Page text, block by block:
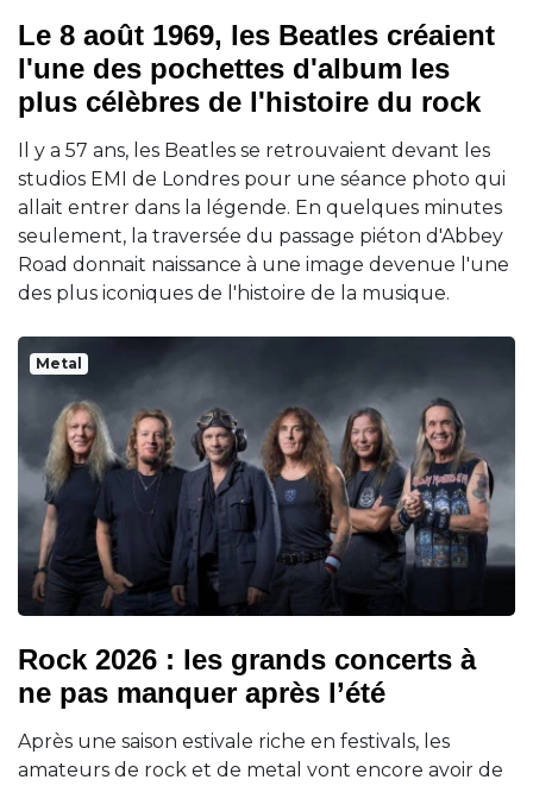
Le 8 août 1969, les Beatles créaient
l'une des pochettes d'album les
plus célèbres de l'histoire du rock
Il y a 57 ans, les Beatles se retrouvaient devant les
studios EMI de Londres pour une séance photo qui
allait entrer dans la légende. En quelques minutes
seulement, la traversée du passage piéton d'Abbey
Road donnait naissance à une image devenue l'une
des plus iconiques de l'histoire de la musique.
Metal
Rock 2026 : les grands concerts à
ne pas manquer après l’été
Après une saison estivale riche en festivals, les
amateurs de rock et de metal vont encore avoir de